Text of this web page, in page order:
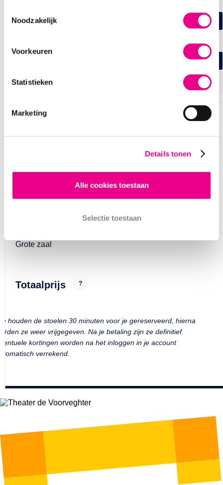
Noodzakelijk
Voorkeuren
Statistieken
Marketing
Details tonen
Alle cookies toestaan
Selectie toestaan
OVERZICHT VAN JE
BESTELLING
THE SONGS AND STORIES OF
THE DUBLINERS
Grote zaal
Totaalprijs ?
houden de stoelen 30 minuten voor je gereserveerd, hierna
ze weer vrijgegeven. Na je betaling zijn ze definitief.
kortingen worden na het inloggen in je account
verrekend.